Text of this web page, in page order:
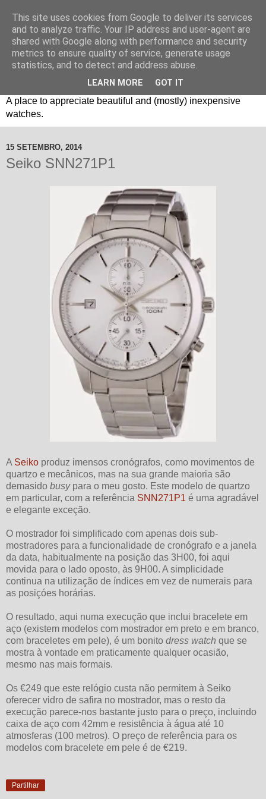
Um espaço sobre relógios "B3": Bons, Bonitos e Baratos. //
A place to appreciate beautiful and (mostly) inexpensive
watches.
15 SETEMBRO, 2014
Seiko SNN271P1
A Seiko produz imensos cronógrafos, como movimentos de
quartzo e mecânicos, mas na sua grande maioria são
demasido busy para o meu gosto. Este modelo de quartzo
em particular, com a referência SNN271P1 é uma agradável
e elegante exceção.
O mostrador foi simplificado com apenas dois sub-
mostradores para a funcionalidade de cronógrafo e a janela
da data, habitualmente na posição das 3H00, foi aqui
movida para o lado oposto, às 9H00. A simplicidade
continua na utilização de índices em vez de numerais para
as posiçóes horárias.
O resultado, aqui numa execução que inclui bracelete em
aço (existem modelos com mostrador em preto e em branco,
com braceletes em pele), é um bonito dress watch que se
mostra à vontade em praticamente qualquer ocasião,
mesmo nas mais formais.
Os €249 que este relógio custa não permitem à Seiko
oferecer vidro de safira no mostrador, mas o resto da
execução parece-nos bastante justo para o preço, incluindo
caixa de aço com 42mm e resistência à água até 10
atmosferas (100 metros). O preço de referência para os
modelos com bracelete em pele é de €219.
Partilhar
This site uses cookies from Google to deliver its services
and to analyze traffic. Your IP address and user-agent are
shared with Google along with performance and security
metrics to ensure quality of service, generate usage
statistics, and to detect and address abuse.
LEARN MORE GOT IT